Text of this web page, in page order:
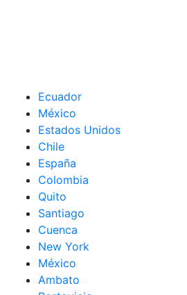
Ecuador
México
Estados Unidos
Chile
España
Colombia
Quito
Santiago
Cuenca
New York
México
Ambato